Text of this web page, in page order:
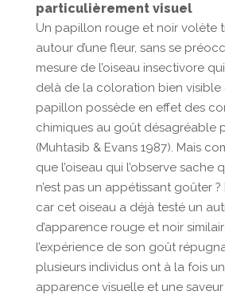
particulièrement visuel
Un papillon rouge et noir volète
autour d’une fleur, sans se
mesure de l’oiseau insectivore
delà de la coloration bien visible
papillon possède en effet des
chimiques au goût désagréable
(Muhtasib & Evans 1987). Mais
que l’oiseau qui l’observe sache
n’est pas un appétissant goûter
car cet oiseau a déjà testé un
d’apparence rouge et noir
l’expérience de son goût
plusieurs individus ont à la fois
apparence visuelle et une